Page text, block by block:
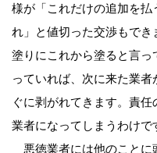
様が「これだけの追加を払
れ」と値切った交渉もで
塗りにこれから塗ると言
っていれば、次に来た業
ぐに剥がれてきます。責
業者になってしまうわけで
悪徳業者には他のことに